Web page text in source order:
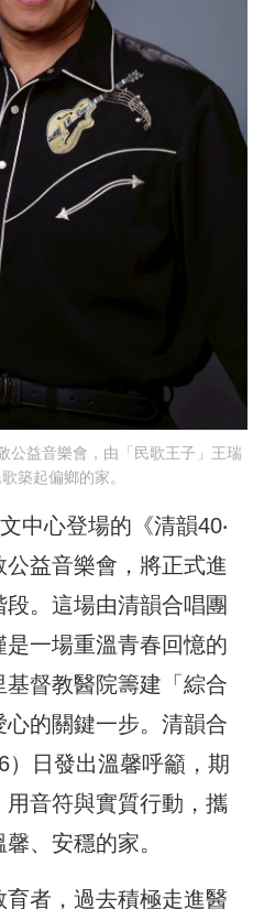
公益音樂會，由「民歌王子」王瑞
築起偏鄉的家。
中心登場的《清韻40‧
益音樂會，將正式進
。這場由清韻合唱團
一場重溫青春回憶的
督教醫院籌建「綜合
的關鍵一步。清韻合
日發出溫馨呼籲，期
音符與實質行動，攜
、安穩的家。
者，過去積極走進醫